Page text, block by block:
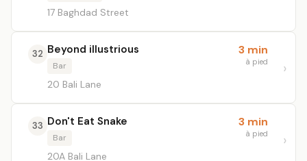
17 Baghdad Street
32 Beyond illustrious
Bar
20 Bali Lane
3 min
à pied
33 Don't Eat Snake
Bar
20A Bali Lane
3 min
à pied